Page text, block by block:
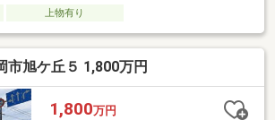
上物有り
市旭ケ丘５ 1,800万円
1,800万円